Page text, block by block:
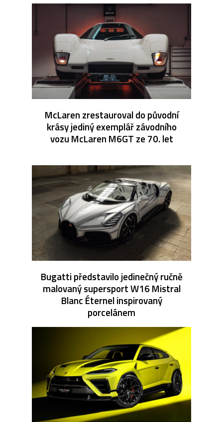
McLaren zrestauroval do původní
krásy jediný exemplář závodního
vozu McLaren M6GT ze 70. let
Bugatti představilo jedinečný ručně
malovaný supersport W16 Mistral
Blanc Éternel inspirovaný
porcelánem